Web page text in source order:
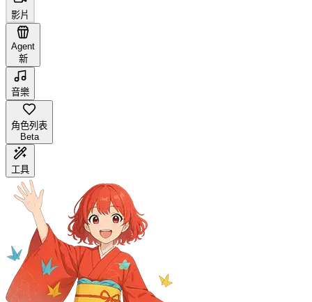
影片
Agent
新
音樂
角色列表
Beta
工具